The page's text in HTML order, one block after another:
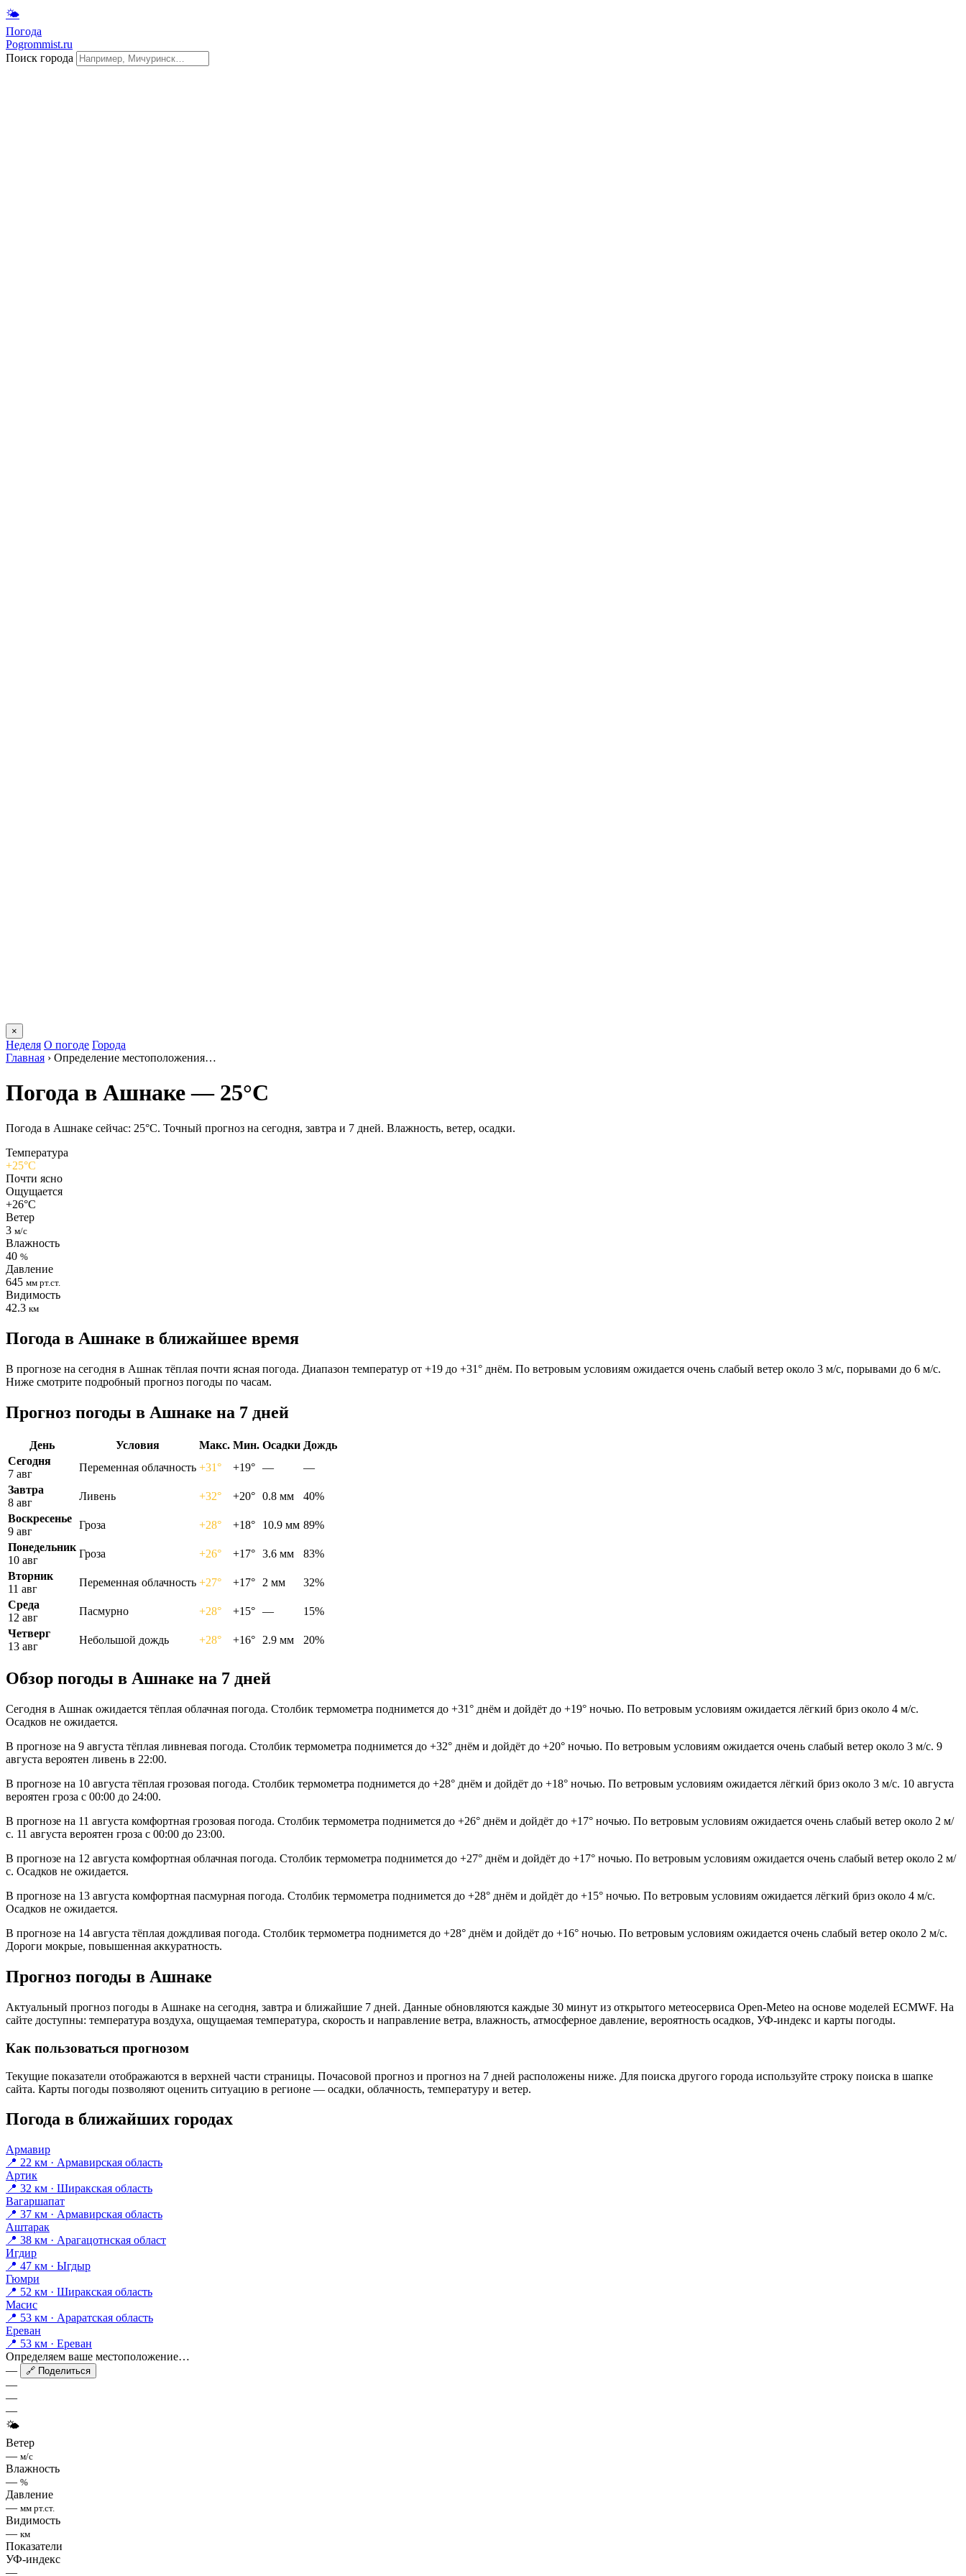
🌤
Погода
Pogrommist.ru
Поиск города
×
Неделя О погоде Города
Главная › Определение местоположения…
Погода в Ашнаке — 25°C
Погода в Ашнаке сейчас: 25°C. Точный прогноз на сегодня, завтра и 7 дней. Влажность, ветер, осадки.
Температура
+25°C
Почти ясно
Ощущается
+26°C
Ветер
3 м/с
Влажность
40 %
Давление
645 мм рт.ст.
Видимость
42.3 км
Погода в Ашнаке в ближайшее время
В прогнозе на сегодня в Ашнак тёплая почти ясная погода. Диапазон температур от +19 до +31° днём. По ветровым условиям ожидается очень слабый ветер около 3 м/с, порывами до 6 м/с.
Ниже смотрите подробный прогноз погоды по часам.
Прогноз погоды в Ашнаке на 7 дней
День Условия Макс. Мин. Осадки Дождь
Сегодня
7 авг
Переменная облачность +31° +19° —
—
Завтра
8 авг
Ливень +32° +20° 0.8 мм
40%
Воскресенье
9 авг
Гроза +28° +18° 10.9 мм 89%
Понедельник
10 авг
Гроза +26° +17° 3.6 мм
83%
Вторник
11 авг
Переменная облачность +27° +17° 2 мм
32%
Среда
12 авг
Пасмурно +28° +15° —
15%
Четверг
13 авг
Небольшой дождь +28° +16° 2.9 мм 20%
Обзор погоды в Ашнаке на 7 дней
Сегодня в Ашнак ожидается тёплая облачная погода. Столбик термометра поднимется до +31° днём и дойдёт до +19° ночью. По ветровым условиям ожидается лёгкий бриз около 4 м/с.
Осадков не ожидается.
В прогнозе на 9 августа тёплая ливневая погода. Столбик термометра поднимется до +32° днём и дойдёт до +20° ночью. По ветровым условиям ожидается очень слабый ветер около 3 м/с. 9
августа вероятен ливень в 22:00.
В прогнозе на 10 августа тёплая грозовая погода. Столбик термометра поднимется до +28° днём и дойдёт до +18° ночью. По ветровым условиям ожидается лёгкий бриз около 3 м/с. 10 августа
вероятен гроза с 00:00 до 24:00.
В прогнозе на 11 августа комфортная грозовая погода. Столбик термометра поднимется до +26° днём и дойдёт до +17° ночью. По ветровым условиям ожидается очень слабый ветер около 2 м/
с. 11 августа вероятен гроза с 00:00 до 23:00.
В прогнозе на 12 августа комфортная облачная погода. Столбик термометра поднимется до +27° днём и дойдёт до +17° ночью. По ветровым условиям ожидается очень слабый ветер около 2 м/
с. Осадков не ожидается.
В прогнозе на 13 августа комфортная пасмурная погода. Столбик термометра поднимется до +28° днём и дойдёт до +15° ночью. По ветровым условиям ожидается лёгкий бриз около 4 м/с.
Осадков не ожидается.
В прогнозе на 14 августа тёплая дождливая погода. Столбик термометра поднимется до +28° днём и дойдёт до +16° ночью. По ветровым условиям ожидается очень слабый ветер около 2 м/с.
Дороги мокрые, повышенная аккуратность.
Прогноз погоды в Ашнаке
Актуальный прогноз погоды в Ашнаке на сегодня, завтра и ближайшие 7 дней. Данные обновляются каждые 30 минут из открытого метеосервиса Open-Meteo на основе моделей ECMWF. На
сайте доступны: температура воздуха, ощущаемая температура, скорость и направление ветра, влажность, атмосферное давление, вероятность осадков, УФ-индекс и карты погоды.
Как пользоваться прогнозом
Текущие показатели отображаются в верхней части страницы. Почасовой прогноз и прогноз на 7 дней расположены ниже. Для поиска другого города используйте строку поиска в шапке
сайта. Карты погоды позволяют оценить ситуацию в регионе — осадки, облачность, температуру и ветер.
Погода в ближайших городах
Армавир
📍 22 км · Армавирская область
Артик
📍 32 км · Ширакская область
Вагаршапат
📍 37 км · Армавирская область
Аштарак
📍 38 км · Арагацотнская област
Игдир
📍 47 км · Ыгдыр
Гюмри
📍 52 км · Ширакская область
Масис
📍 53 км · Араратская область
Ереван
📍 53 км · Ереван
Определяем ваше местоположение…
—
🔗 Поделиться
—
—
—
🌤
Ветер
— м/с
Влажность
— %
Давление
— мм рт.ст.
Видимость
— км
Показатели
УФ-индекс
—